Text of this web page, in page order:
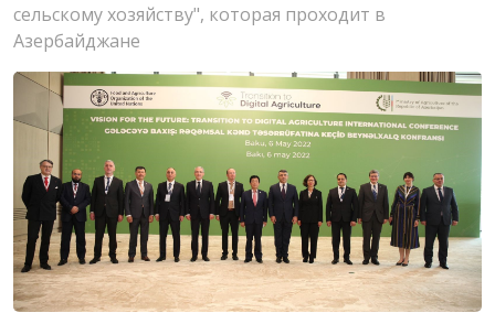
сельскому хозяйству", которая проходит в
Азербайджане